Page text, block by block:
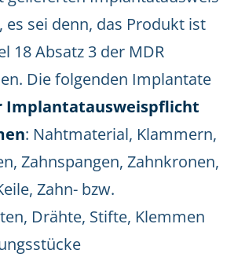
es sei denn, das Produkt ist
18 Absatz 3 der MDR
Die folgenden Implantate
Implantatausweispflicht
: Nahtmaterial, Klammern,
Zahnspangen, Zahnkronen,
Zahn- bzw.
Drähte, Stifte, Klemmen